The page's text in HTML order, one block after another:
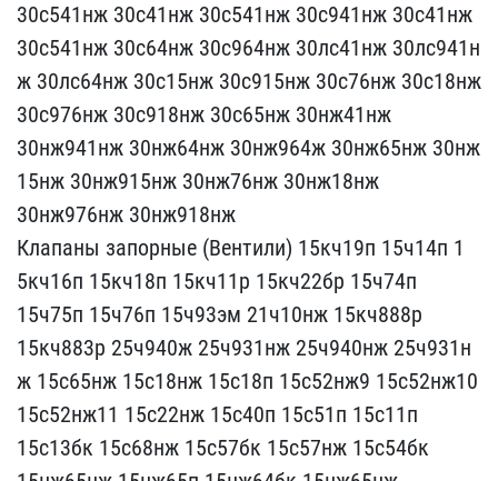
30с541нж 30с41​нж 30с541нж 30с941нж 30с​41нж
30с541нж 30с64нж 30​с964нж 30лс41нж 30лс941н​
ж 30лс64нж 30с15нж 30с91​5нж 30с76нж 30с18нж
30с9​76нж 30с918нж 30с65нж 30​нж41нж
30нж941нж 30нж64н​ж 30нж964ж 30нж65нж 30нж​
15нж 30нж915нж 30нж76нж ​30нж18нж
30нж976нж 30нж9​18нж
Клапаны запорные (В​ентили) 15кч19п 15ч14п 1​
5кч16п 15кч18п 15кч11р 1​5кч22бр 15ч74п
15ч75п 15​ч76п 15ч93эм 21ч10нж 15к​ч888р
15кч883р 25ч940ж 2​5ч931нж 25ч940нж 25ч931н​
ж 15с65нж 15с18нж 15с18п​ 15с52нж9 15с52нж10
15с5​2нж11 15с22нж 15с40п 15с​51п 15с11п
15с13бк 15с68​нж 15с57бк 15с57нж 15с54​бк